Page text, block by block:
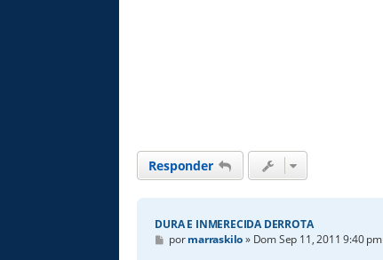
Responder
DURA E INMERECIDA DERROTA
M
e
pormarraskilo» Dom Sep 11, 2011 9:40 pm